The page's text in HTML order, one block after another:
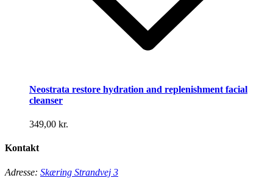
Neostrata restore hydration and replenishment facial
cleanser
349,00 kr.
Kontakt
Adresse: Skæring Strandvej 3